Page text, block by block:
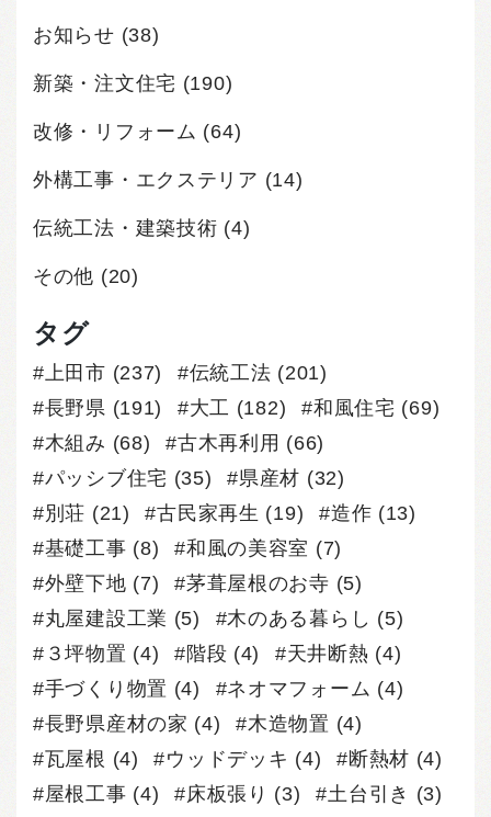
お知らせ (38)
新築・注文住宅 (190)
改修・リフォーム (64)
外構工事・エクステリア (14)
伝統工法・建築技術 (4)
その他 (20)
タグ
上田市 (237) 伝統工法 (201)
長野県 (191) 大工 (182) 和風住宅 (69)
木組み (68) 古木再利用 (66)
パッシブ住宅 (35) 県産材 (32)
別荘 (21) 古民家再生 (19) 造作 (13)
基礎工事 (8) 和風の美容室 (7)
外壁下地 (7) 茅葺屋根のお寺 (5)
丸屋建設工業 (5) 木のある暮らし (5)
３坪物置 (4) 階段 (4) 天井断熱 (4)
手づくり物置 (4) ネオマフォーム (4)
長野県産材の家 (4) 木造物置 (4)
瓦屋根 (4) ウッドデッキ (4) 断熱材 (4)
屋根工事 (4) 床板張り (3) 土台引き (3)